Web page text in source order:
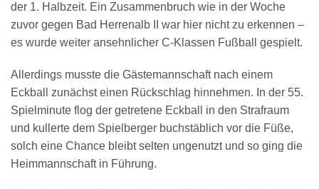
der 1. Halbzeit. Ein Zusammenbruch wie in der Woche
zuvor gegen Bad Herrenalb II war hier nicht zu erkennen –
es wurde weiter ansehnlicher C-Klassen Fußball gespielt.
Allerdings musste die Gästemannschaft nach einem
Eckball zunächst einen Rückschlag hinnehmen. In der 55.
Spielminute flog der getretene Eckball in den Strafraum
und kullerte dem Spielberger buchstäblich vor die Füße,
solch eine Chance bleibt selten ungenutzt und so ging die
Heimmannschaft in Führung.